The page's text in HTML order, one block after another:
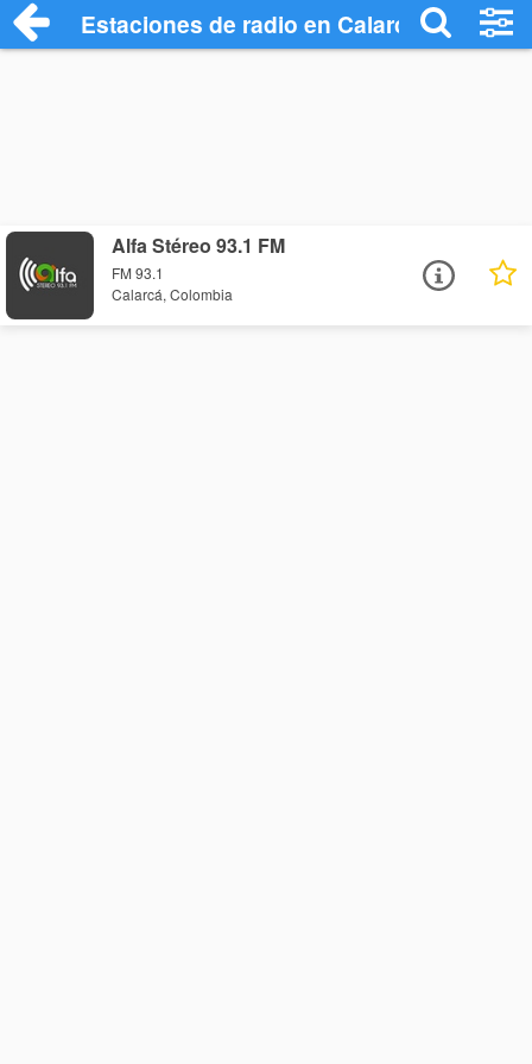
Estaciones de radio en Calarcá -
Alfa Stéreo 93.1 FM
FM 93.1
Calarcá, Colombia